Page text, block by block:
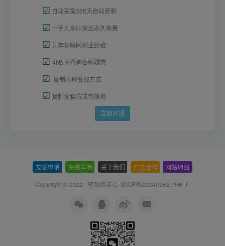
☑ 自动采集365天自动更新
☑ 一手无水印资源永久免费
☑ 九年互联网创业经验
☑ 可私下咨询各种疑惑
☑ 复制六种变现方式
☑ 复制全套方法包落地
立即开通
友链申请 免责声明 关于我们 广告合作 网站地图
Copyright © 2022 · 轻创终点站-豫ICP备2024095279号-1